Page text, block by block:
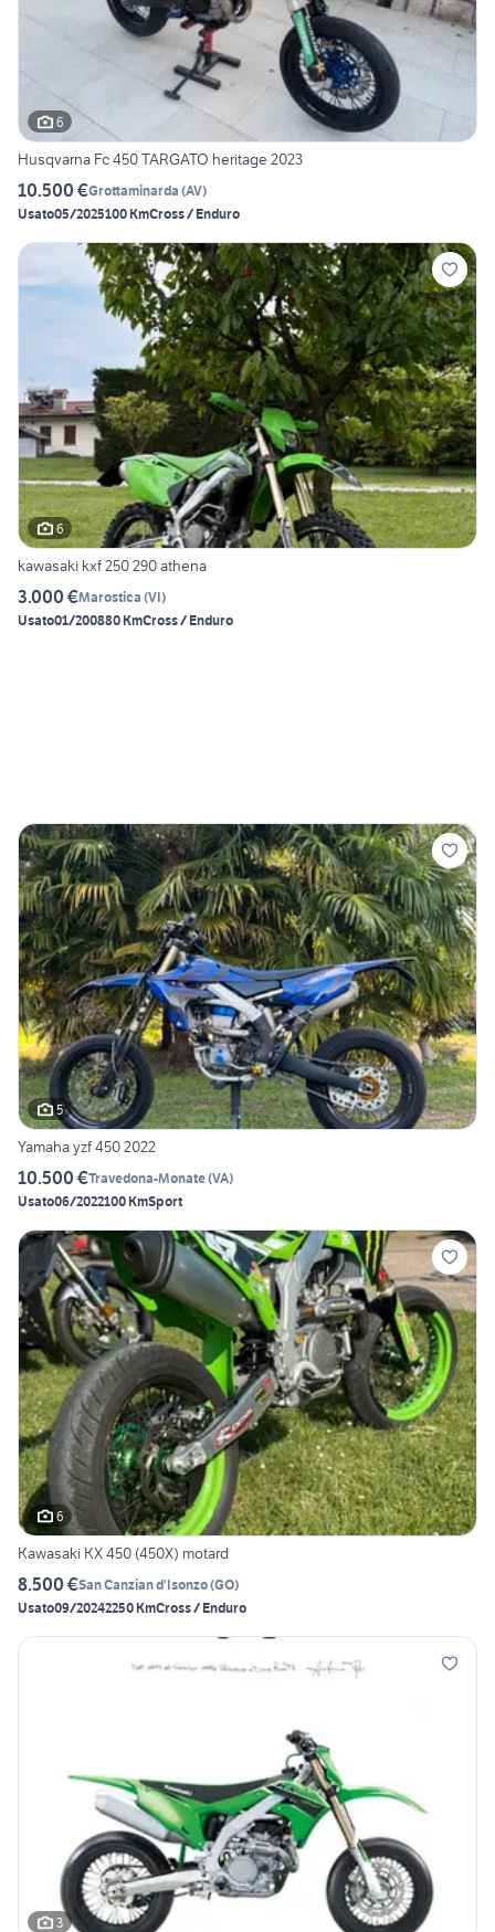
6
Husqvarna Fc 450 TARGATO heritage 2023
10.500 €Grottaminarda (AV)
Usato05/2025100 KmCross / Enduro
6
kawasaki kxf 250 290 athena
3.000 €Marostica (VI)
Usato01/200880 KmCross / Enduro
5
Yamaha yzf 450 2022
10.500 €Travedona-Monate(VA)
Usato06/2022100 KmSport
6
Kawasaki KX 450 (450X) motard
8.500 €San Canzian d'Isonzo(GO)
Usato09/20242250 KmCross / Enduro
3